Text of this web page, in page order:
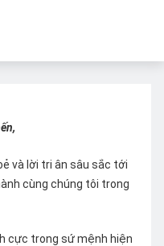
và lời tri ân sâu sắc tới
cùng chúng tôi trong
cực trong sứ mệnh hiện